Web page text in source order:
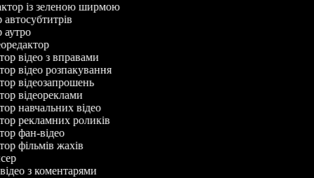
із зеленою ширмою
автосубтитрів
аутро
відео з вправами
відео розпакування
відеозапрошень
відеореклами
навчальних відео
рекламних роликів
фан-відео
фільмів жахів
відео з коментарями